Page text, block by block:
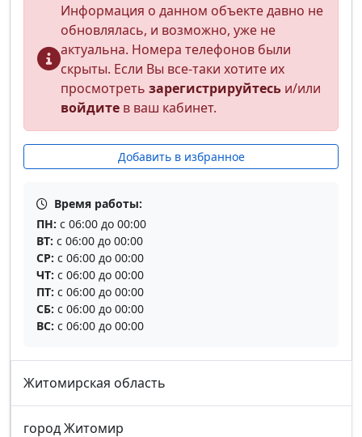
Информация о данном объекте давно не
обновлялась, и возможно, уже не
актуальна. Номера телефонов были
скрыты. Если Вы все-таки хотите их
просмотреть зарегистрируйтесь и/или
войдите в ваш кабинет.
Добавить в избранное
Время работы:
ПН: с 06:00 до 00:00
ВТ: с 06:00 до 00:00
СР: с 06:00 до 00:00
ЧТ: с 06:00 до 00:00
ПТ: с 06:00 до 00:00
СБ: с 06:00 до 00:00
ВС: с 06:00 до 00:00
Житомирская область
город Житомир